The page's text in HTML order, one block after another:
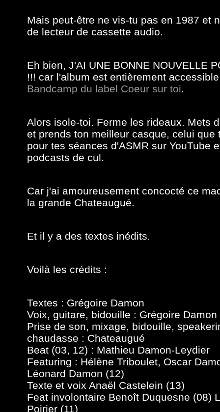
Mais peut-être ne vis-tu pas en 1987 et
de lecteur de cassette audio.
Eh bien, J'AI UNE BONNE NOUVELLE
!!! car l'album est entièrement
Bandcamp du label Coeur sur toi.
Alors isole-toi. Ferme les rideaux. Mets
et prends ton meilleur casque, celui que
pour tes séances d'ASMR sur YouTube
podcasts de cul.
Car j'ai amoureusement concocté ce
la grande Chateaugué.
Et il y a des textes inédits.
Voilà les crédits :
Textes : Grégoire Damon
Voix, guitare, bidouille : Grégoire Damon
Prise de son, mixage, bidouille,
chaudasse : Chateaugué
Beat (03, 12) : Mathieu Damon-Leydier
Featuring : Hélène Triboulet, Oscar
Léonard Damon (12)
Texte et voix Anaël Castelein (13)
Feat involontaire Benoît Duquesne (08)
Poirier (11)